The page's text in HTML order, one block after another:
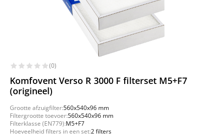
(0)
Komfovent Verso R 3000 F filterset M5+F7
(origineel)
Grootte afzuigfilter:560x540x96 mm
Filtergrootte toevoer:560x540x96 mm
Filterklasse (EN779):M5+F7
Hoeveelheid filters in een set:2 filters